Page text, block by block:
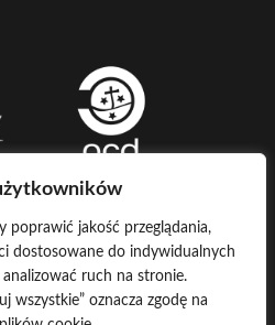
poprawić jakość przeglądania,
dostosowane do indywidualnych
ruch na stronie.
wszystkie” oznacza zgodę na
KARMELICI BOSI LOG IN